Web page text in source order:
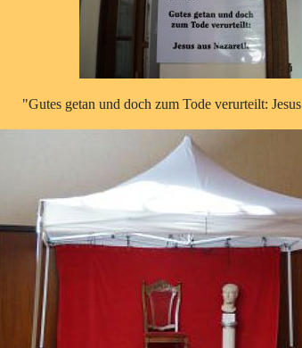
"Gutes getan und doch zum Tode verurteilt: